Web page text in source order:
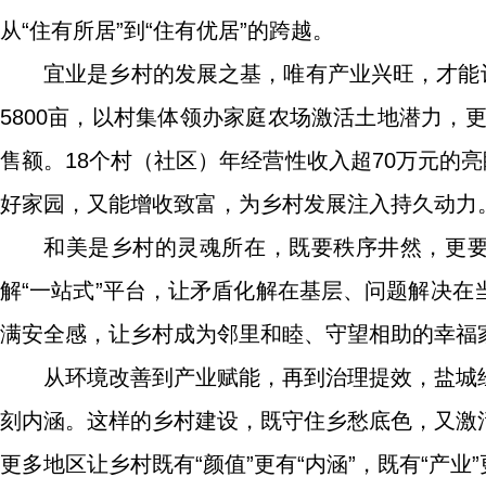
从“住有所居”到“住有优居”的跨越。
宜业是乡村的发展之基，唯有产业兴旺，才
5800亩，以村集体领办家庭农场激活土地潜力，
售额。18个村（社区）年经营性收入超70万元的
好家园，又能增收致富，为乡村发展注入持久动力
和美是乡村的灵魂所在，既要秩序井然，更
解“一站式”平台，让矛盾化解在基层、问题解决
满安全感，让乡村成为邻里和睦、守望相助的幸福
从环境改善到产业赋能，再到治理提效，盐
刻内涵。这样的乡村建设，既守住乡愁底色，又
更多地区让乡村既有“颜值”更有“内涵”，既有“产